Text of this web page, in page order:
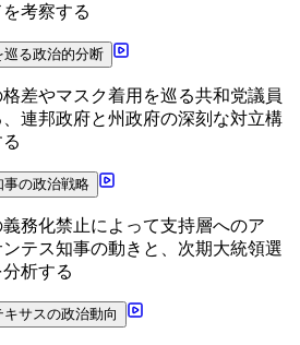
考察する
巡る政治的分断
差やマスク着用を巡る共和党議員
連邦政府と州政府の深刻な対立構
事の政治戦略
務化禁止によって支持層へのア
テス知事の動きと、次期大統領選
析する
サスの政治動向